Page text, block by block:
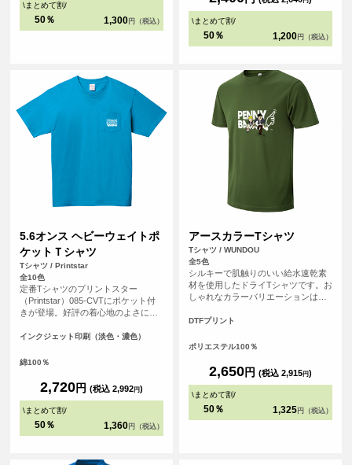
\まとめて割/
50％ 1,300 円（税込） \まとめて割/
50％ 1,200 円（税込）
5.6オンス ヘビーウェイトポ
ケットＴシャツ
Tシャツ / Printstar
全10色
定番Tシャツのプリントスター
（Printstar）085-CVTにポケット付
きが登場。好評の着心地のよさに加
にブラッシュアップ。ポケットにオ
入れればグッとおしゃれになりま
インクジェット印刷（淡色・濃色）
綿100％
2,720円 (税込 2,992円)
\まとめて割/
50％ 1,360 円（税込）
アースカラーTシャツ
Tシャツ / WUNDOU
全5色
シルキーで肌触りのいい給水速乾素
材を使用したドライTシャツです。お
しゃれなカラーバリエーションは、
普段使いのTシャツとしてもおすすめ
DTFプリント
ポリエステル100％
2,650円 (税込 2,915円)
\まとめて割/
50％ 1,325 円（税込）